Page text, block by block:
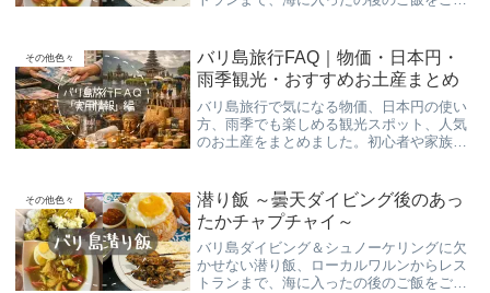
その他色々
バリ島旅行FAQ｜物価・日本円・
雨季観光・おすすめお土産まとめ
バリ島旅行で気になる物価、日本円の使い
方、雨季でも楽しめる観光スポット、人気
のお土産をまとめました。初心者や家族旅
その他色々
潜り飯 ～曇天ダイビング後のあっ
たかチャプチャイ～
バリ島ダイビング＆シュノーケリングに欠
かせない潜り飯、ローカルワルンからレス
トランまで、海に入ったの後のご飯をご紹